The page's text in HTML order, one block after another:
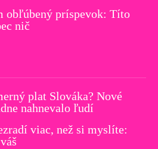
obľúbený príspevok: Títo
nič
plat Slováka? Nové
nahnevalo ľudí
viac, než si myslíte: